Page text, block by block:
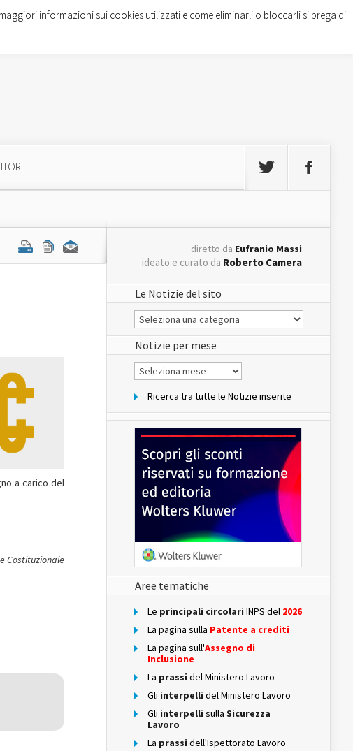
a carico del
Costituzionale
diretto da Eufranio Massi
ideato e curato da Roberto Camera
Le Notizie del sito
Le
Notizie
del
sito
Notizie per mese
Notizie
per
Ricerca tra tutte le Notizie inserite
Aree tematiche
Le principali circolari INPS del 2026
La pagina sulla Patente a crediti
La pagina sull'Assegno di
Inclusione
La prassi del Ministero Lavoro
Gli interpelli del Ministero Lavoro
Gli interpelli sulla Sicurezza
Lavoro
La prassi dell'Ispettorato Lavoro
informazioni sui cookies utilizzati e come eliminarli o bloccarli si prega di